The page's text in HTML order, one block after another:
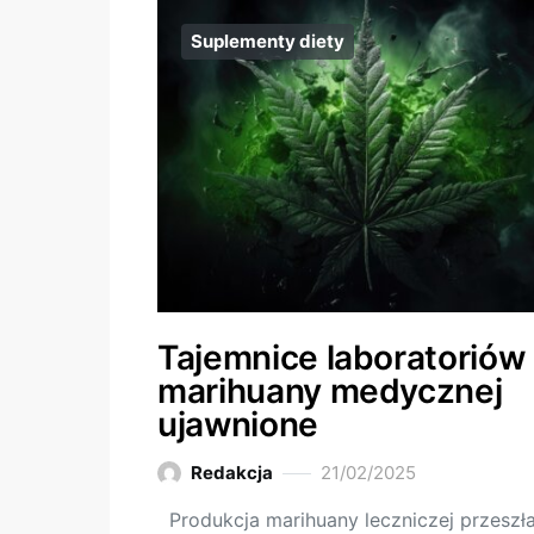
Suplementy diety
Tajemnice laboratoriów
marihuany medycznej
ujawnione
Redakcja 21/02/2025
Produkcja marihuany leczniczej